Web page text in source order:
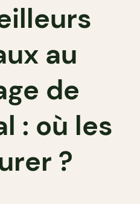
au
de
: où les
?